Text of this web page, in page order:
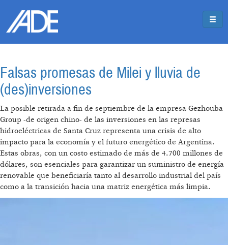
Falsas promesas de Milei y lluvia de
(des)inversiones
La posible retirada a fin de septiembre de la empresa Gezhouba
Group -de origen chino- de las inversiones en las represas
hidroeléctricas de Santa Cruz representa una crisis de alto
impacto para la economía y el futuro energético de Argentina.
Estas obras, con un costo estimado de más de 4.700 millones de
dólares, son esenciales para garantizar un suministro de energía
renovable que beneficiaría tanto al desarrollo industrial del país
como a la transición hacia una matriz energética más limpia.